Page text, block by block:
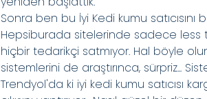
Sonra ben bu İyi Kedi kumu satıcısını
Hepsiburada sitelerinde sadece less
hiçbir tedarikçi satmıyor. Hal böyle
sistemlerini de araştırınca, sürpriz...
Trendyol'da ki iyi kedi kumu satıcısı